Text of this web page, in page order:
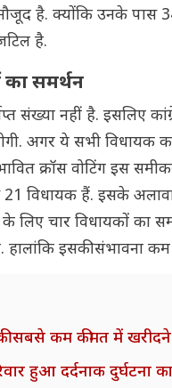
है. क्योंकि उनके पास
है.
का समर्थन
संख्या नहीं है.
अगर ये सभी विधायक
क्रॉस वोटिंग इस
21 विधायक हैं. इसके
चार विधायकों का
इसकी संभावना
सबसे कम कीमत में खरीदने
हुआ दर्दनाक